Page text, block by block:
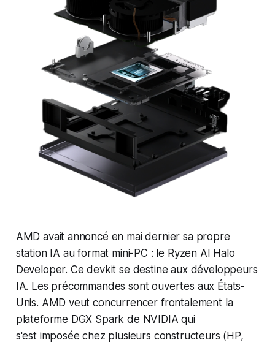
AMD avait annoncé en mai dernier sa propre
station IA au format mini-PC : le Ryzen AI Halo
Developer. Ce devkit se destine aux développeurs
IA. Les précommandes sont ouvertes aux États-
Unis. AMD veut concurrencer frontalement la
plateforme DGX Spark de NVIDIA qui
s'est imposée chez plusieurs constructeurs (HP,